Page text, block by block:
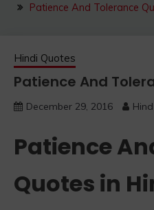
Patience And Tolerance
Hindi Quotes
Patience And
December 29, 2016
Patience
Quotes in